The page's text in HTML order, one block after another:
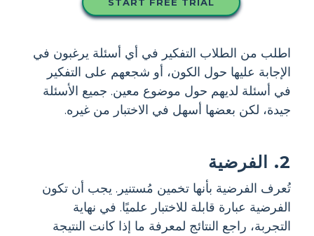
اطلب من الطلاب التفكير في أي أسئلة يرغبون في
الإجابة عليها حول الكون، أو شجعهم على التفكير
في أسئلة لديهم حول موضوع معين. جميع الأسئلة
جيدة، لكن بعضها أسهل في الاختبار من غيره.
2. الفرضية
تُعرف الفرضية بأنها تخمين مُستنير. يجب أن تكون
الفرضية عبارة قابلة للاختبار علميًا. في نهاية
التجربة، راجع النتائج لمعرفة ما إذا كانت النتيجة